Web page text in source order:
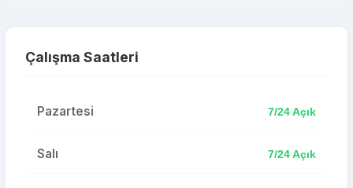
Çalışma Saatleri
Pazartesi 7/24 Açık
Salı 7/24 Açık